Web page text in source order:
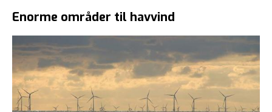
Enorme områder til havvind